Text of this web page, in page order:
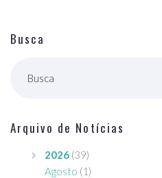
Busca
Busca
Arquivo de Notícias
2026 (39)
Agosto (1)